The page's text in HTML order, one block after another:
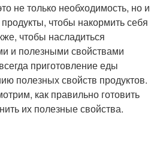
не только необходимость, но и
чтобы накормить себя
чтобы насладиться
и полезными свойствами
приготовление еды
полезных свойств продуктов.
как правильно готовить
их полезные свойства.